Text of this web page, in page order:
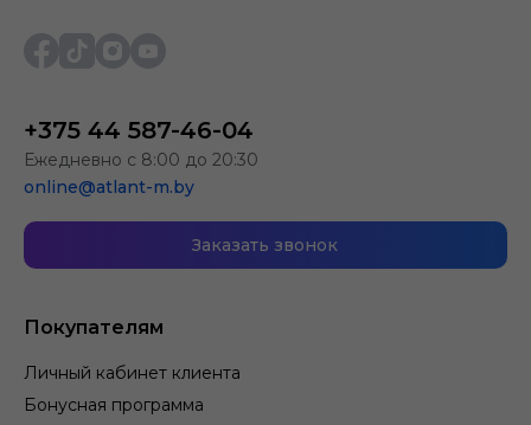
Покупателям
Личный кабинет клиента
Бонусная программа
+375 44 587-46-04
Ежедневно с 8:00 до 20:30
online@atlant-m.by
Заказать звонок